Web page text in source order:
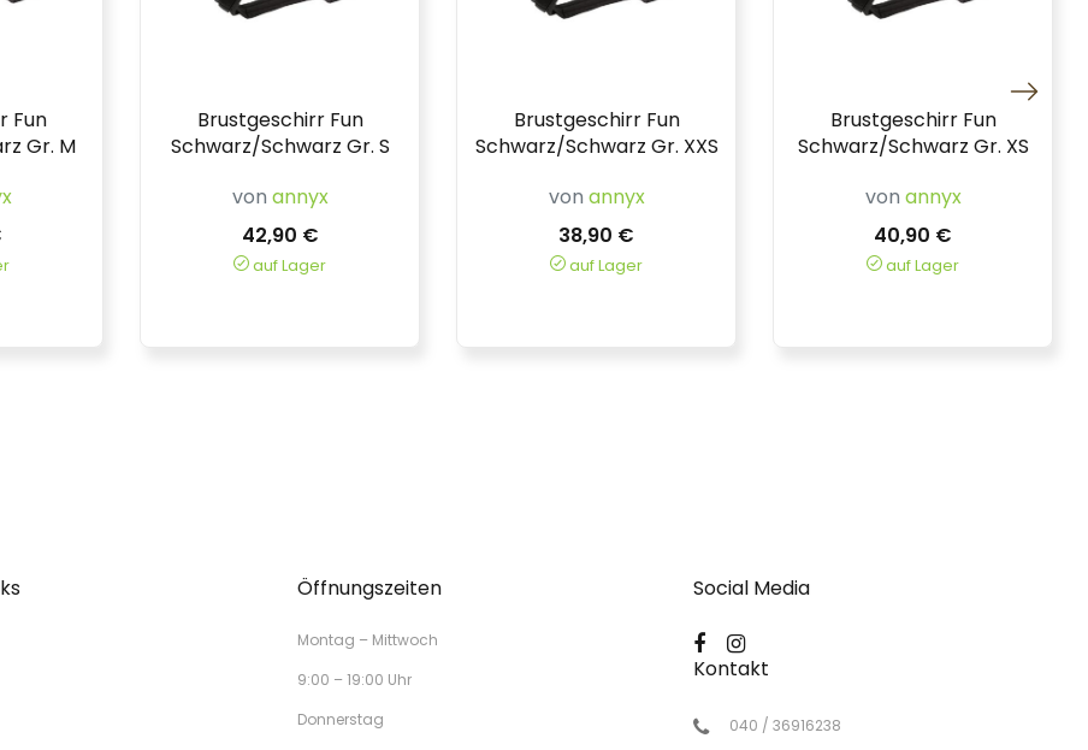
Fun
Gr. M
Brustgeschirr Fun
Schwarz/Schwarz Gr. S
von annyx
42,90 €
auf Lager
Brustgeschirr Fun
Schwarz/Schwarz Gr. XXS
von annyx
38,90 €
auf Lager
Brustgeschirr Fun
Schwarz/Schwarz Gr. XS
von annyx
40,90 €
auf Lager
Öffnungszeiten
Montag – Mittwoch
9:00 – 19:00 Uhr
Donnerstag
Social Media
Kontakt
040 / 36916238